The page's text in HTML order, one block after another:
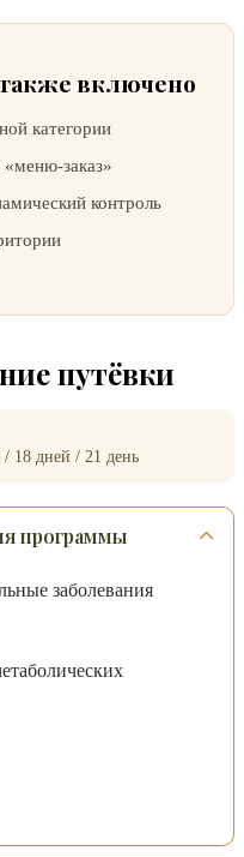
включено
категории
«меню-заказ»
контроль
путёвки
18 дней / 21 день
программы
заболевания